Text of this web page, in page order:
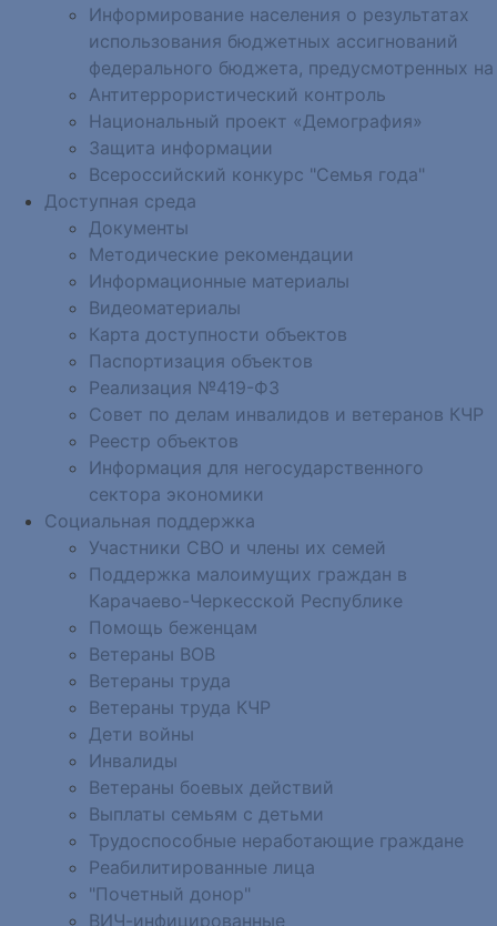
Информирование населения о результатах
использования бюджетных ассигнований
федерального бюджета, предусмотренных на
Антитеррористический контроль
Национальный проект «Демография»
Защита информации
Всероссийский конкурс "Семья года"
Доступная среда
Документы
Методические рекомендации
Информационные материалы
Видеоматериалы
Карта доступности объектов
Паспортизация объектов
Реализация №419-ФЗ
Совет по делам инвалидов и ветеранов КЧР
Реестр объектов
Информация для негосударственного
сектора экономики
Социальная поддержка
Участники СВО и члены их семей
Поддержка малоимущих граждан в
Карачаево-Черкесской Республике
Помощь беженцам
Ветераны ВОВ
Ветераны труда
Ветераны труда КЧР
Дети войны
Инвалиды
Ветераны боевых действий
Выплаты семьям с детьми
Трудоспособные неработающие граждане
Реабилитированные лица
"Почетный донор"
ВИЧ-инфицированные